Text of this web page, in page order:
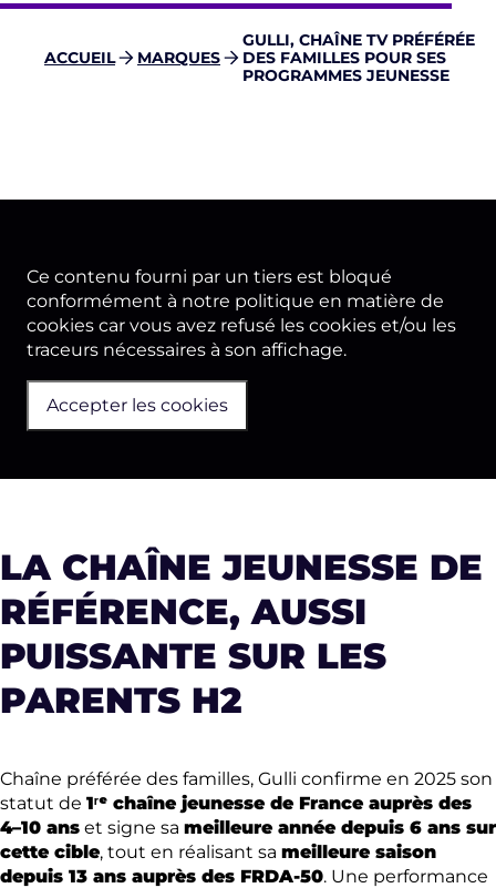
ACCUEIL MARQUES
GULLI, CHAÎNE TV PRÉFÉRÉE
DES FAMILLES POUR SES
PROGRAMMES JEUNESSE
Ce contenu fourni par un tiers est bloqué
conformément à notre politique en matière de
cookies car vous avez refusé les cookies et/ou les
traceurs nécessaires à son affichage.
Accepter les cookies
LA CHAÎNE JEUNESSE DE
RÉFÉRENCE, AUSSI
PUISSANTE SUR LES
PARENTS H2
Chaîne préférée des familles, Gulli confirme en 2025 son
statut de 1ʳᵉ chaîne jeunesse de France auprès des
4–10 ans et signe sa meilleure année depuis 6 ans sur
cette cible, tout en réalisant sa meilleure saison
depuis 13 ans auprès des FRDA-50. Une performance